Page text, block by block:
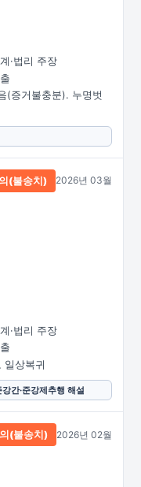
·법리 주장
(증거불충분). 누명벗
(불송치) 2026년 03월
·법리 주장
일상복귀
강간·준강제추행 해설
(불송치) 2026년 02월